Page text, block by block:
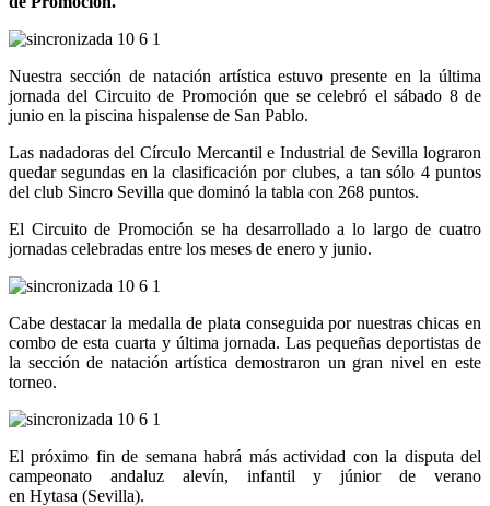
Nuestra sección de natación artística estuvo presente en la última
jornada del Circuito de Promoción que se celebró el sábado 8 de
junio en la piscina hispalense de San Pablo.
Las nadadoras del Círculo Mercantil e Industrial de Sevilla lograron
quedar segundas en la clasificación por clubes, a tan sólo 4 puntos
del club Sincro Sevilla que dominó la tabla con 268 puntos.
El Circuito de Promoción se ha desarrollado a lo largo de cuatro
jornadas celebradas entre los meses de enero y junio.
Cabe destacar la medalla de plata conseguida por nuestras chicas en
combo de esta cuarta y última jornada. Las pequeñas deportistas de
la sección de natación artística demostraron un gran nivel en este
torneo.
El próximo fin de semana habrá más actividad con la disputa del
campeonato andaluz alevín, infantil y júnior de verano
en Hytasa (Sevilla).